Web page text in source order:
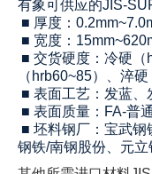
有象可供应的JIS-
■ 厚度：
■ 宽度：
■ 交货硬度：冷硬
（hrb60~85）、淬
■ 表面工艺：发蓝
■ 表面质量：FA-普
■ 坯料钢厂：宝武钢
钢铁/南钢股份、元立